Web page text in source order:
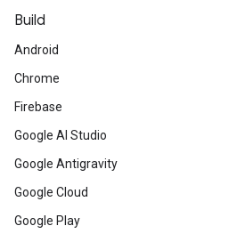
Build
Android
Chrome
Firebase
Google AI Studio
Google Antigravity
Google Cloud
Google Play